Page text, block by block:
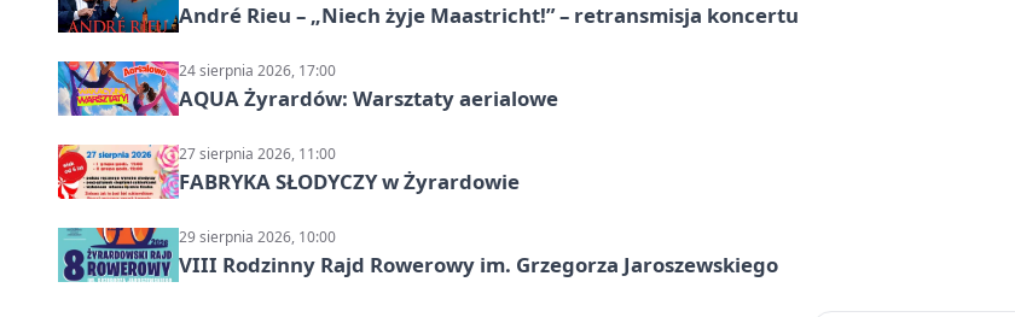
André Rieu – „Niech żyje Maastricht!” – retransmisja koncertu
24 sierpnia 2026, 17:00
AQUA Żyrardów: Warsztaty aerialowe
27 sierpnia 2026, 11:00
FABRYKA SŁODYCZY w Żyrardowie
29 sierpnia 2026, 10:00
VIII Rodzinny Rajd Rowerowy im. Grzegorza Jaroszewskiego